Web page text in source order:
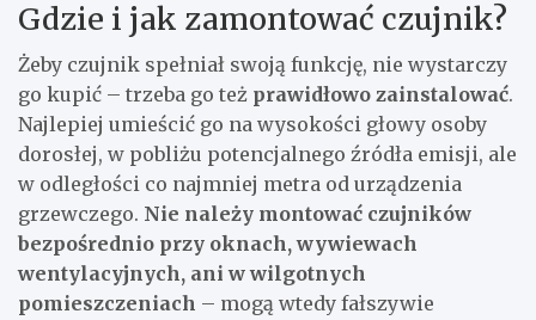
Gdzie i jak zamontować czujnik?
Żeby czujnik spełniał swoją funkcję, nie wystarczy
go kupić – trzeba go też prawidłowo zainstalować.
Najlepiej umieścić go na wysokości głowy osoby
dorosłej, w pobliżu potencjalnego źródła emisji, ale
w odległości co najmniej metra od urządzenia
grzewczego. Nie należy montować czujników
bezpośrednio przy oknach, wywiewach
wentylacyjnych, ani w wilgotnych
pomieszczeniach – mogą wtedy fałszywie